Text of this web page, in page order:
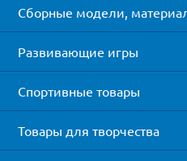
Сборные модели,
Развивающие игры
Спортивные товары
Товары для творчества